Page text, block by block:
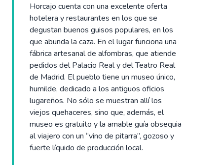
Horcajo cuenta con una excelente oferta
hotelera y restaurantes en los que se
degustan buenos guisos populares, en los
que abunda la caza. En el lugar funciona una
fábrica artesanal de alfombras, que atiende
pedidos del Palacio Real y del Teatro Real
de Madrid. El pueblo tiene un museo único,
humilde, dedicado a los antiguos oficios
lugareños. No sólo se muestran allí los
viejos quehaceres, sino que, además, el
museo es gratuito y la amable guía obsequia
al viajero con un “vino de pitarra”, gozoso y
fuerte líquido de producción local.